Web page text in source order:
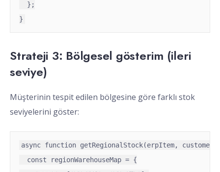
  };
}
Strateji 3: Bölgesel gösterim (ileri
seviye)
Müşterinin tespit edilen bölgesine göre farklı stok
seviyelerini göster:
async function getRegionalStock(erpItem,
  const regionWarehouseMap = {